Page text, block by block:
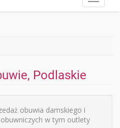
menu
Podlaskie
obuwia damskiego i
w tym outlety